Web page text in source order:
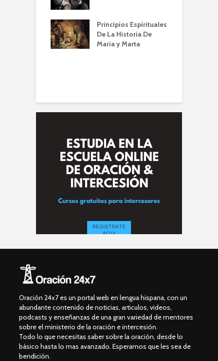
Principios Espirituales
De La Historia De
Maria y Marta
Oración 24x7 es un portal web en lengua hispana, con un
abundante contenido de noticias, articulos, videos,
podcasts y enseñanzas de una gran variedad de mentores
sobre el ministerio de la oración e intercesión.
Todo lo que necesitas saber sobre la oración, desde lo
básico hasta lo mas avanzado. Esperamos que les sea de
bendición.